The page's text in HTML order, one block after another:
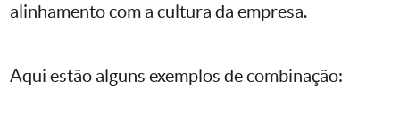
alinhamento com a cultura da empresa.
Aqui estão alguns exemplos de combinação: